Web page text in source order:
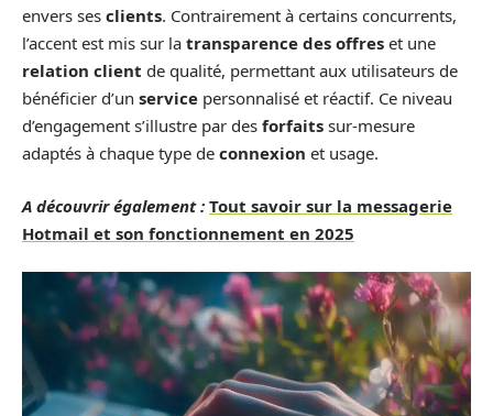
envers ses clients. Contrairement à certains concurrents,
l’accent est mis sur la transparence des offres et une
relation client de qualité, permettant aux utilisateurs de
bénéficier d’un service personnalisé et réactif. Ce niveau
d’engagement s’illustre par des forfaits sur-mesure
adaptés à chaque type de connexion et usage.
A découvrir également : Tout savoir sur la messagerie
Hotmail et son fonctionnement en 2025